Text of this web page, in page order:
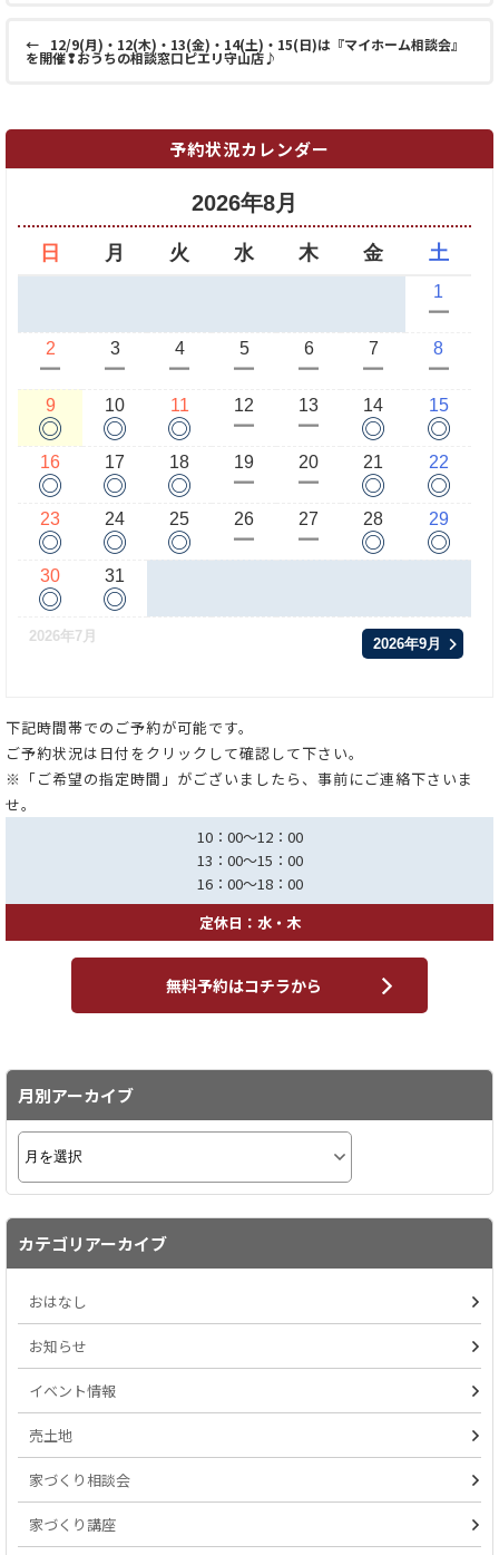
← 12/9(月)・12(木)・13(金)・14(土)・15(日)は『マイホーム相談会』
を開催❢おうちの相談窓口ピエリ守山店♪
予約状況カレンダー
2026年8月
日 月 火 水 木 金 土
1
ー
2
ー
3
ー
4
ー
5
ー
6
ー
7
ー
8
ー
9
◎
10
◎
11
◎
12
ー
13
ー
14
◎
15
◎
16
◎
17
◎
18
◎
19
ー
20
ー
21
◎
22
◎
23
◎
24
◎
25
◎
26
ー
27
ー
28
◎
29
◎
30
◎
31
◎
2026年7月 2026年9月
下記時間帯でのご予約が可能です。
ご予約状況は日付をクリックして確認して下さい。
※「ご希望の指定時間」がございましたら、事前にご連絡下さいま
せ。
10：00～12：00
13：00～15：00
16：00～18：00
定休日：水・木
無料予約はコチラから
月別アーカイブ
カテゴリアーカイブ
おはなし
お知らせ
イベント情報
売土地
家づくり相談会
家づくり講座